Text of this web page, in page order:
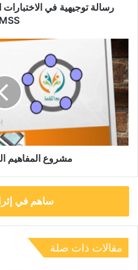
رسالة توجيهية في الاختبارات
مشروع
المفاهيم
الرياضية
التفاعلية
مشروع المفاهيم
ساهم في
مقالات ذات صلة